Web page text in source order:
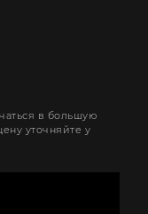
в большую
уточняйте у